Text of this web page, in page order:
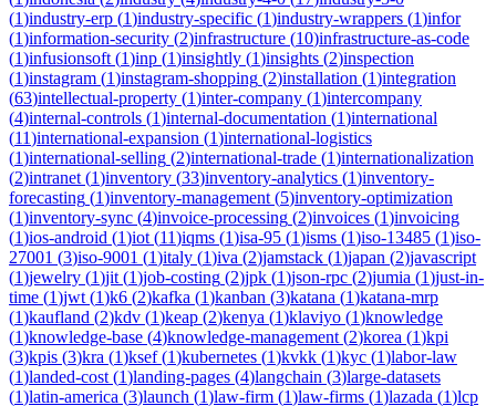
(1)industry-erp (1)industry-specific (1)industry-wrappers (1)infor
(1)information-security (2)infrastructure (10)infrastructure-as-code
(1)infusionsoft (1)inp (1)insightly (1)insights (2)inspection
(1)instagram (1)instagram-shopping (2)installation (1)integration
(63)intellectual-property (1)inter-company (1)intercompany
(4)internal-controls (1)internal-documentation (1)international
(11)international-expansion (1)international-logistics
(1)international-selling (2)international-trade (1)internationalization
(2)intranet (1)inventory (33)inventory-analytics (1)inventory-
forecasting (1)inventory-management (5)inventory-optimization
(1)inventory-sync (4)invoice-processing (2)invoices (1)invoicing
(1)ios-android (1)iot (11)iqms (1)isa-95 (1)isms (1)iso-13485 (1)iso-
27001 (3)iso-9001 (1)italy (1)iva (2)jamstack (1)japan (2)javascript
(1)jewelry (1)jit (1)job-costing (2)jpk (1)json-rpc (2)jumia (1)just-in-
time (1)jwt (1)k6 (2)kafka (1)kanban (3)katana (1)katana-mrp
(1)kaufland (2)kdv (1)keap (2)kenya (1)klaviyo (1)knowledge
(1)knowledge-base (4)knowledge-management (2)korea (1)kpi
(3)kpis (3)kra (1)ksef(1)kubernetes (1)kvkk (1)kyc (1)labor-law
(1)landed-cost (1)landing-pages (4)langchain (3)large-datasets
(1)latin-america (3)launch (1)law-firm (1)law-firms (1)lazada (1)lcp